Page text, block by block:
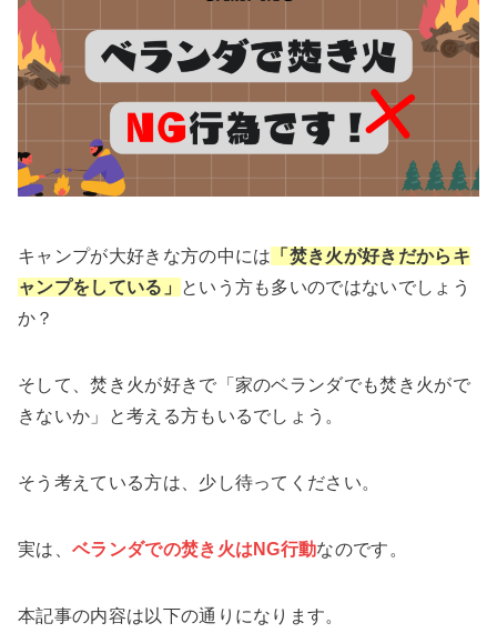
キャンプが大好きな方の中には 「焚き火が好きだからキ
ャンプをしている」
という方も多いのではないでしょう
か？
そして、焚き火が好きで「家のベランダでも焚き火がで
きないか」と考える方もいるでしょう。
そう考えている方は、少し待ってください。
実は、 ベランダでの焚き火はNG行動なのです。
本記事の内容は以下の通りになります。